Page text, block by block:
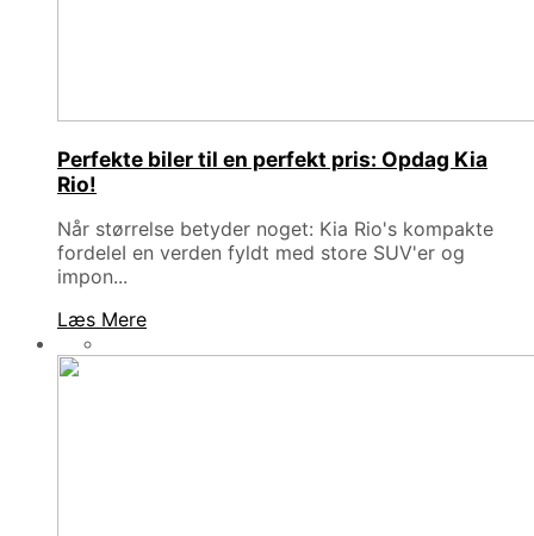
Perfekte biler til en perfekt pris: Opdag Kia
Rio!
Når størrelse betyder noget: Kia Rio's kompakte
fordeleI en verden fyldt med store SUV'er og
impon...
Læs Mere